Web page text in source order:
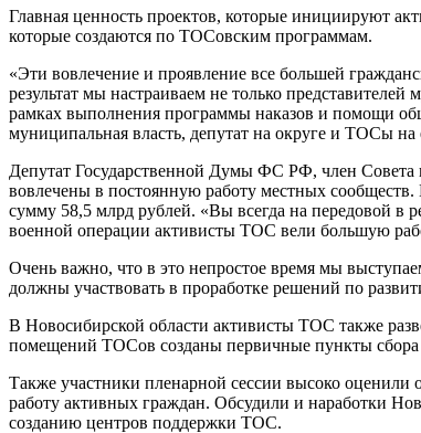
Главная ценность проектов, которые инициируют
которые создаются по ТОСовским программам.
«Эти вовлечение и проявление все большей
результат мы настраиваем не только
рамках выполнения программы наказов и помощи
муниципальная власть, депутат на округе и ТОСы на
Депутат Государственной Думы ФС РФ, член Совета
вовлечены в постоянную работу местных
сумму 58,5 млрд рублей. «Вы всегда на передовой в
военной операции активисты ТОС вели большую
Очень важно, что в это непростое время мы
должны участвовать в проработке решений по
В Новосибирской области активисты ТОС также
помещений ТОСов созданы первичные пункты
Также участники пленарной сессии высоко оценили
работу активных граждан. Обсудили и наработки
созданию центров поддержки ТОС.